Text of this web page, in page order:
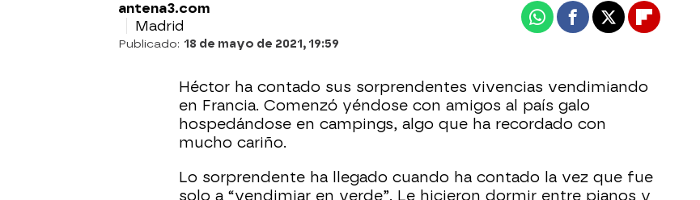
antena3.com
Madrid
Publicado: 18 de mayo de 2021, 19:59
WhatsappFacebook
X Flipboard
Héctor ha contado sus sorprendentes vivencias vendimiando
en Francia. Comenzó yéndose con amigos al país galo
hospedándose en campings, algo que ha recordado con
mucho cariño.
Lo sorprendente ha llegado cuando ha contado la vez que fue
solo a “vendimiar en verde”. Le hicieron dormir entre pianos y